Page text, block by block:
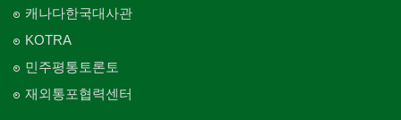
캐나다한국대사관
KOTRA
민주평통토론토
재외통포협력센터